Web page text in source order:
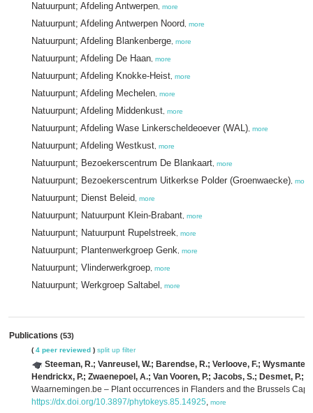
Natuurpunt; Afdeling Antwerpen more
Natuurpunt; Afdeling Antwerpen Noord more
Natuurpunt; Afdeling Blankenberge more
Natuurpunt; Afdeling De Haan more
Natuurpunt; Afdeling Knokke-Heist more
Natuurpunt; Afdeling Mechelen more
Natuurpunt; Afdeling Middenkust more
Natuurpunt; Afdeling Wase Linkerscheldeoever (WAL) more
Natuurpunt; Afdeling Westkust more
Natuurpunt; Bezoekerscentrum De Blankaart more
Natuurpunt; Bezoekerscentrum Uitkerkse Polder (Groenwaecke) more
Natuurpunt; Dienst Beleid more
Natuurpunt; Natuurpunt Klein-Brabant more
Natuurpunt; Natuurpunt Rupelstreek more
Natuurpunt; Plantenwerkgroep Genk more
Natuurpunt; Vlinderwerkgroep more
Natuurpunt; Werkgroep Saltabel more
Publications (53)
( 4 peer reviewed ) split up filter
Steeman, R.; Vanreusel, W.; Barendse, R.; Verloove, F.;
Hendrickx, P.; Zwaenepoel, A.; Van Vooren, P.; Jacobs, S.; Desmet, P.;
Waarnemingen.be – Plant occurrences in Flanders and the Brussels
https://dx.doi.org/10.3897/phytokeys.85.14925, more